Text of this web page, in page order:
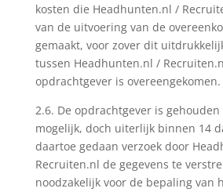
kosten die Headhunten.nl /
van de uitvoering van de
gemaakt, voor zover dit
tussen Headhunten.nl /
opdrachtgever is overeengekomen.
2.6. De opdrachtgever is gehouden
mogelijk, doch uiterlijk binnen 14
daartoe gedaan verzoek door
Recruiten.nl de gegevens te
noodzakelijk voor de bepaling van